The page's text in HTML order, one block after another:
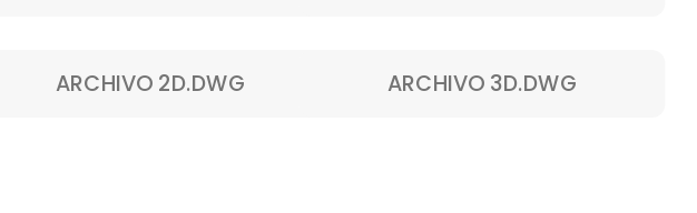
ARCHIVO 2D.DWG ARCHIVO 3D.DWG